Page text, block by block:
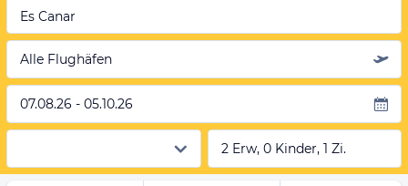
Es Canar
Alle Flughäfen
07.08.26 - 05.10.26
2 Erw, 0 Kinder, 1 Zi.